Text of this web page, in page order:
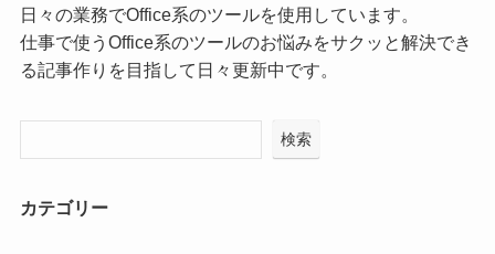
日々の業務でOffice系のツールを使用しています。
仕事で使うOffice系のツールのお悩みをサクッと解決でき
る記事作りを目指して日々更新中です。
検索
カテゴリー